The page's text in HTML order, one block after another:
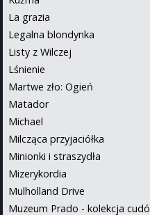
La grazia
Legalna blondynka
Listy z Wilczej
Lśnienie
Martwe zło: Ogień
Matador
Michael
Milcząca przyjaciółka
Minionki i straszydła
Mizerykordia
Mulholland Drive
Muzeum Prado - kolekcja